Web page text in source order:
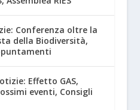
Conferenza oltre la
della Biodiversità,
Effetto GAS,
eventi, Consigli